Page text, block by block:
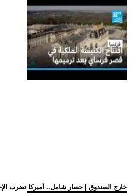
.. خارج الصندوق | حصار شامل.. أميركا تضرب